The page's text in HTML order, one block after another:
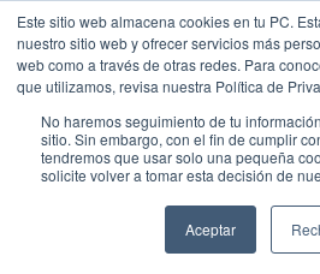
Este sitio web almacena cookies en tu PC.
nuestro sitio web y ofrecer servicios más
web como a través de otras redes. Para
que utilizamos, revisa nuestra Política de
No haremos seguimiento de tu
sitio. Sin embargo, con el fin de cumplir
tendremos que usar solo una pequeña
solicite volver a tomar esta decisión de
Aceptar
Saltar
contenido